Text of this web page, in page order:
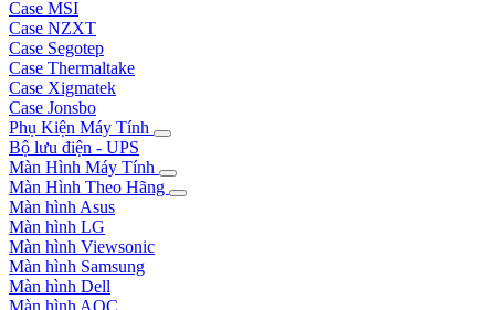
Case MSI
Case NZXT
Case Segotep
Case Thermaltake
Case Xigmatek
Case Jonsbo
Phụ Kiện Máy Tính
Bộ lưu điện - UPS
Màn Hình Máy Tính
Màn Hình Theo Hãng
Màn hình Asus
Màn hình LG
Màn hình Viewsonic
Màn hình Samsung
Màn hình Dell
Màn hình AOC